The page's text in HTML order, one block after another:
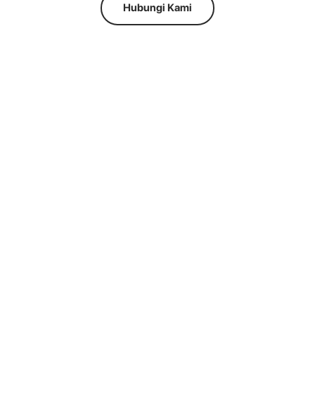
Hubungi Kami